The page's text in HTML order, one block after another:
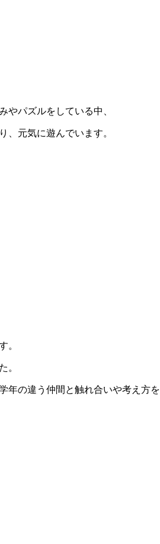
やパズルをしている中、
、元気に遊んでいます。
。
。
年の違う仲間と触れ合いや考え方を